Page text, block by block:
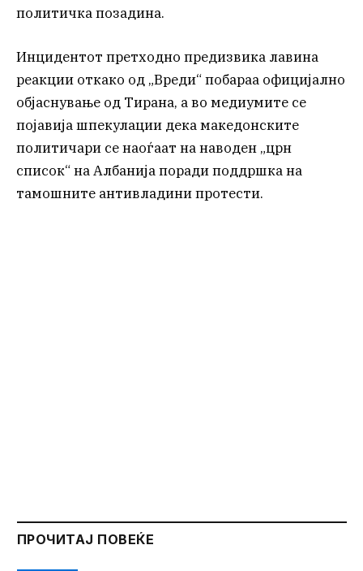
политичка позадина.
Инцидентот претходно предизвика лавина
реакции откако од „Вреди“ побараа официјално
објаснување од Тирана, а во медиумите се
појавија шпекулации дека македонските
политичари се наоѓаат на наводен „црн
список“ на Албанија поради поддршка на
тамошните антивладини протести.
ПРОЧИТАЈ ПОВЕЌЕ